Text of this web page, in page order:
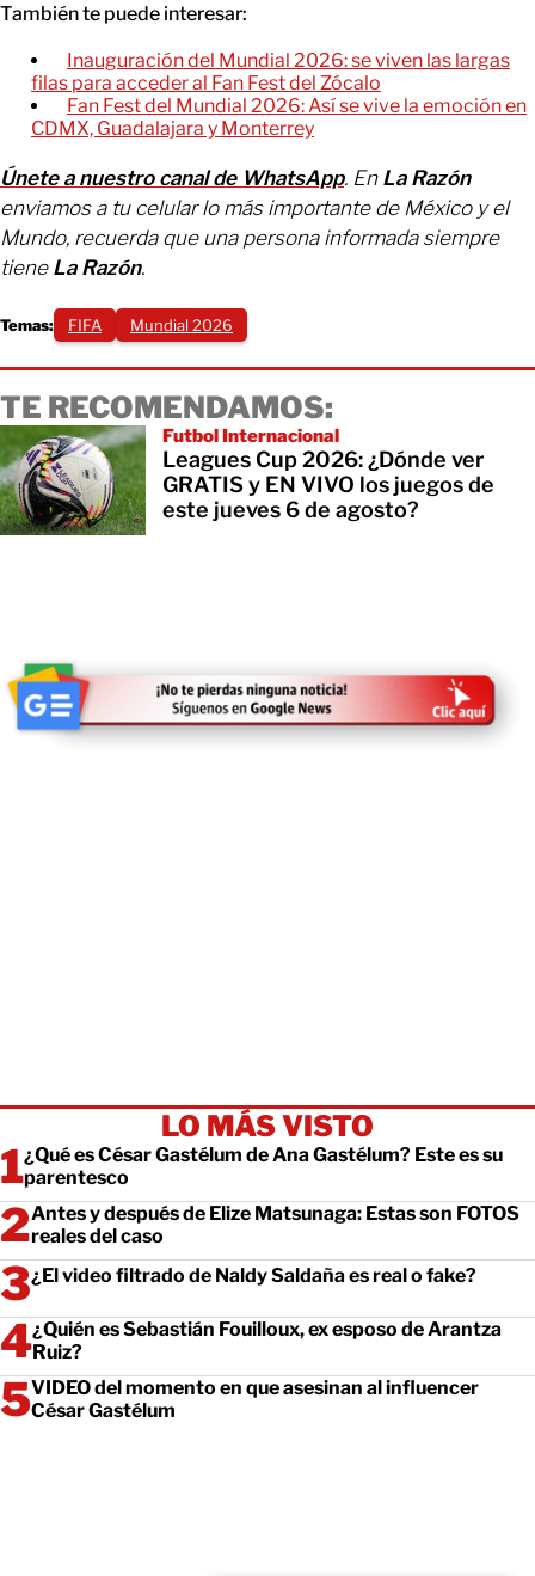
También te puede interesar:
Inauguración del Mundial 2026: se viven las largas
filas para acceder al Fan Fest del Zócalo
Fan Fest del Mundial 2026: Así se vive la emoción en
CDMX, Guadalajara y Monterrey
Únete a nuestro canal de WhatsApp. En La Razón
enviamos a tu celular lo más importante de México y el
Mundo, recuerda que una persona informada siempre
tiene La Razón.
Temas: FIFA Mundial 2026
TE RECOMENDAMOS:
Futbol Internacional
Leagues Cup 2026: ¿Dónde ver
GRATIS y EN VIVO los juegos de
este jueves 6 de agosto?
LO MÁS VISTO
¿Qué es César Gastélum de Ana Gastélum? Este es su
parentesco
Antes y después de Elize Matsunaga: Estas son FOTOS
reales del caso
¿El video filtrado de Naldy Saldaña es real o fake?
¿Quién es Sebastián Fouilloux, ex esposo de Arantza
Ruiz?
VIDEO del momento en que asesinan al influencer
César Gastélum